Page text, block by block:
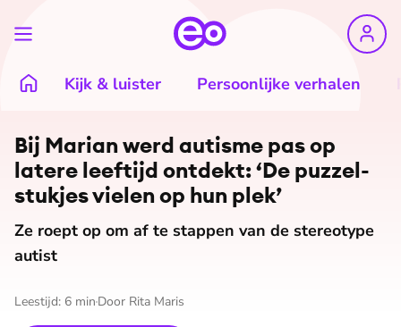
Kijk & luister Persoonlijke verhalen
Bij Marian werd autisme pas op
latere leeftijd ontdekt: ‘De puz­zel­
stuk­jes vielen op hun plek’
Ze roept op om af te stappen van de stereotype
autist
Leestijd: 6 min Door Rita Maris